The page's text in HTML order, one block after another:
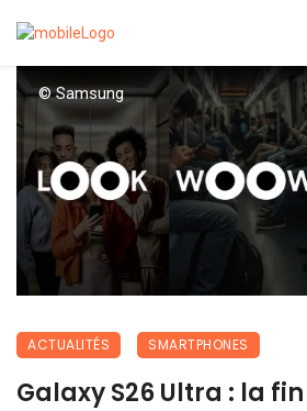
© Samsung
ACTUALITÉS SMARTPHONES
Galaxy S26 Ultra : la